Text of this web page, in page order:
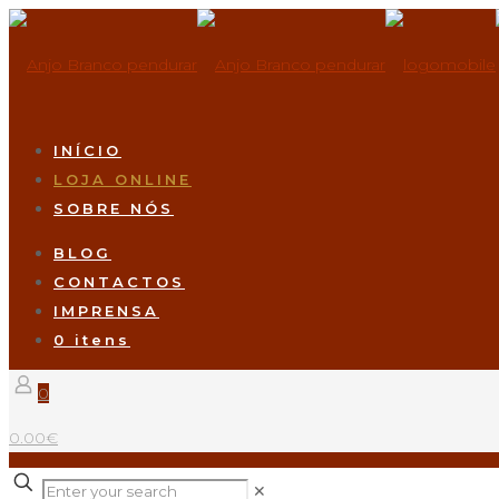
INÍCIO
LOJA ONLINE
SOBRE NÓS
BLOG
CONTACTOS
IMPRENSA
0 itens
0
0.00€
✕